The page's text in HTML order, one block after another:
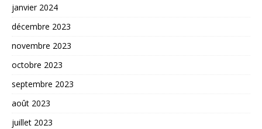
janvier 2024
décembre 2023
novembre 2023
octobre 2023
septembre 2023
août 2023
juillet 2023